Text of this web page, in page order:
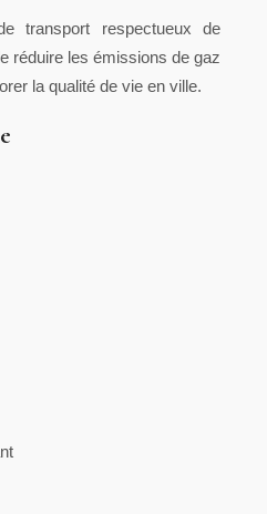
transport respectueux de
réduire les émissions de gaz
la qualité de vie en ville.